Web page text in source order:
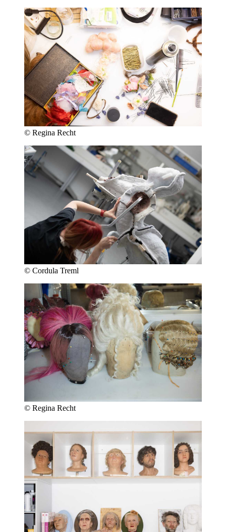
© Regina Recht
© Cordula Treml
© Regina Recht